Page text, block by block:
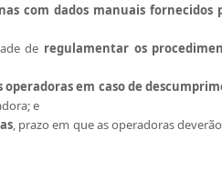
com dados manuais fornecidos
de regulamentar os
em caso de
e
, prazo em que as operadoras